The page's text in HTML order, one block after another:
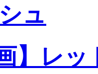
ュ
】レ